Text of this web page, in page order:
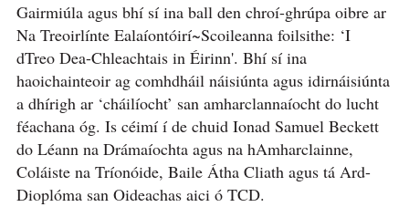
Gairmiúla agus bhí sí ina ball den chroí-ghrúpa oibre ar
Na Treoirlínte Ealaíontóirí~Scoileanna foilsithe: ‘I
dTreo Dea-Chleachtais in Éirinn'. Bhí sí ina
haoichainteoir ag comhdháil náisiúnta agus idirnáisiúnta
a dhírigh ar ‘cháilíocht’ san amharclannaíocht do lucht
féachana óg. Is céimí í de chuid Ionad Samuel Beckett
do Léann na Drámaíochta agus na hAmharclainne,
Coláiste na Tríonóide, Baile Átha Cliath agus tá Ard-
Dioplóma san Oideachas aici ó TCD.